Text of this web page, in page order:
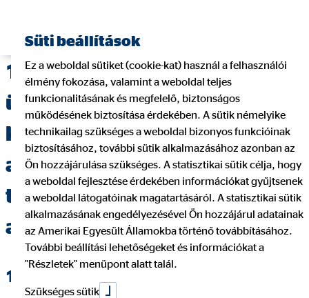
1.Tájékoztatás a többes
ügynök és az általa megbízott
közvetítő / közvetítői
alvállalkozó, valamint
természetes személy
adatairól
1.1. Megbízó (többes ügynök) adatai
Süti beállítások
Ez a weboldal sütiket (cookie-kat) használ a felhasználói
élmény fokozása, valamint a weboldal teljes
funkcionalitásának és megfelelő, biztonságos
működésének biztosítása érdekében. A sütik némelyike
technikailag szükséges a weboldal bizonyos funkcióinak
biztosításához, további sütik alkalmazásához azonban az
Ön hozzájárulása szükséges. A statisztikai sütik célja, hogy
a weboldal fejlesztése érdekében információkat gyűjtsenek
a weboldal látogatóinak magatartásáról. A statisztikai sütik
alkalmazásának engedélyezésével Ön hozzájárul adatainak
az Amerikai Egyesült Államokba történő továbbításához.
További beállítási lehetőségeket és információkat a
"Részletek" menüpont alatt talál.
Szükséges sütik